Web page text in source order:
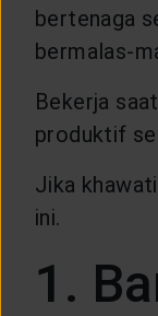
bertenaga
bermalas-
Bekerja
produktif
Jika
ini.
1.
OUR SOLUTION
CUSTOMER
ARTICLE & NEWS